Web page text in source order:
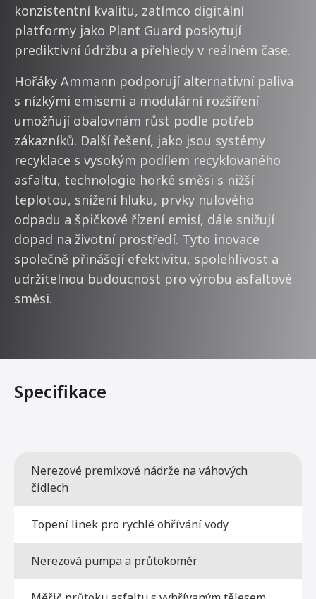
konzistentní kvalitu, zatímco digitální
platformy jako Plant Guard poskytují
prediktivní údržbu a přehledy v reálném čase.
Hořáky Ammann podporují alternativní paliva
s nízkými emisemi a modulární rozšíření
umožňují obalovnám růst podle potřeb
zákazníků. Další řešení, jako jsou systémy
recyklace s vysokým podílem recyklovaného
asfaltu, technologie horké směsi s nižší
teplotou, snížení hluku, prvky nulového
odpadu a špičkové řízení emisí, dále snižují
dopad na životní prostředí. Tyto inovace
společně přinášejí efektivitu, spolehlivost a
udržitelnou budoucnost pro výrobu asfaltové
směsi.
Specifikace
Nerezové premixové nádrže na váhových
čidlech
Topení linek pro rychlé ohřívání vody
Nerezová pumpa a průtokoměr